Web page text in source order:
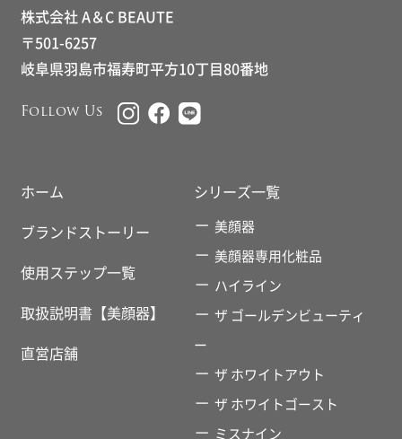
株式会社 A＆C BEAUTE
〒501-6257
岐阜県羽島市福寿町平方10丁目80番地
Follow Us
ホーム
ブランドストーリー
使用ステップ一覧
取扱説明書【美顔器】
直営店舗
シリーズ一覧
美顔器
美顔器専用化粧品
ハイライン
ザ ゴールデンビューティ
ー
ザ ホワイトアウト
ザ ホワイトゴースト
ミスナイン